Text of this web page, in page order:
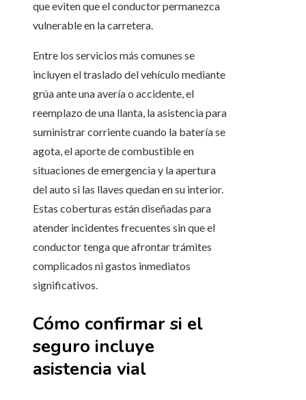
que eviten que el conductor permanezca
vulnerable en la carretera.
Entre los servicios más comunes se
incluyen el traslado del vehículo mediante
grúa ante una avería o accidente, el
reemplazo de una llanta, la asistencia para
suministrar corriente cuando la batería se
agota, el aporte de combustible en
situaciones de emergencia y la apertura
del auto si las llaves quedan en su interior.
Estas coberturas están diseñadas para
atender incidentes frecuentes sin que el
conductor tenga que afrontar trámites
complicados ni gastos inmediatos
significativos.
Cómo confirmar si el
seguro incluye
asistencia vial